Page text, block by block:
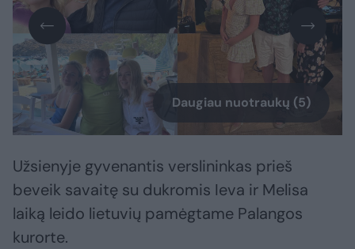
Daugiau nuotraukų (5)
Užsienyje gyvenantis verslininkas prieš
beveik savaitę su dukromis Ieva ir Melisa
laiką leido lietuvių pamėgtame Palangos
kurorte.